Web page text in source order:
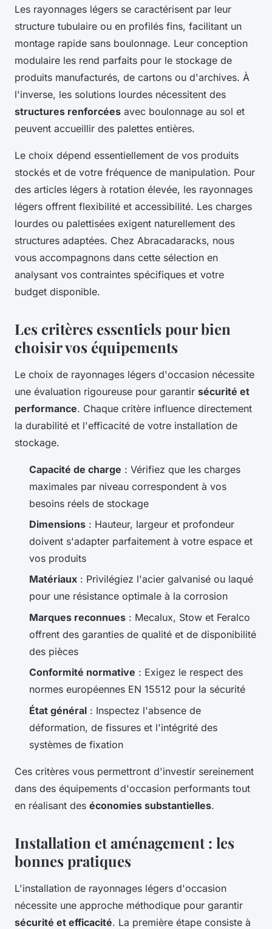
Les rayonnages légers se caractérisent par leur
structure tubulaire ou en profilés fins, facilitant un
montage rapide sans boulonnage. Leur conception
modulaire les rend parfaits pour le stockage de
produits manufacturés, de cartons ou d'archives. À
l'inverse, les solutions lourdes nécessitent des
structures renforcées avec boulonnage au sol et
peuvent accueillir des palettes entières.
Le choix dépend essentiellement de vos produits
stockés et de votre fréquence de manipulation. Pour
des articles légers à rotation élevée, les rayonnages
légers offrent flexibilité et accessibilité. Les charges
lourdes ou palettisées exigent naturellement des
structures adaptées. Chez Abracadaracks, nous
vous accompagnons dans cette sélection en
analysant vos contraintes spécifiques et votre
budget disponible.
Les critères essentiels pour bien
choisir vos équipements
Le choix de rayonnages légers d'occasion nécessite
une évaluation rigoureuse pour garantir sécurité et
performance. Chaque critère influence directement
la durabilité et l'efficacité de votre installation de
stockage.
Capacité de charge : Vérifiez que les charges
maximales par niveau correspondent à vos
besoins réels de stockage
Dimensions : Hauteur, largeur et profondeur
doivent s'adapter parfaitement à votre espace et
vos produits
Matériaux : Privilégiez l'acier galvanisé ou laqué
pour une résistance optimale à la corrosion
Marques reconnues : Mecalux, Stow et Feralco
offrent des garanties de qualité et de disponibilité
des pièces
Conformité normative : Exigez le respect des
normes européennes EN 15512 pour la sécurité
État général : Inspectez l'absence de
déformation, de fissures et l'intégrité des
systèmes de fixation
Ces critères vous permettront d'investir sereinement
dans des équipements d'occasion performants tout
en réalisant des économies substantielles.
Installation et aménagement : les
bonnes pratiques
L'installation de rayonnages légers d'occasion
nécessite une approche méthodique pour garantir
sécurité et efficacité. La première étape consiste à